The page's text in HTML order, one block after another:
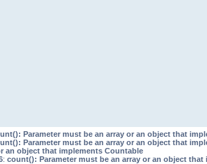
Parameter must be an array or an object that
Parameter must be an array or an object that
an object that implements Countable
: count(): Parameter must be an array or an object